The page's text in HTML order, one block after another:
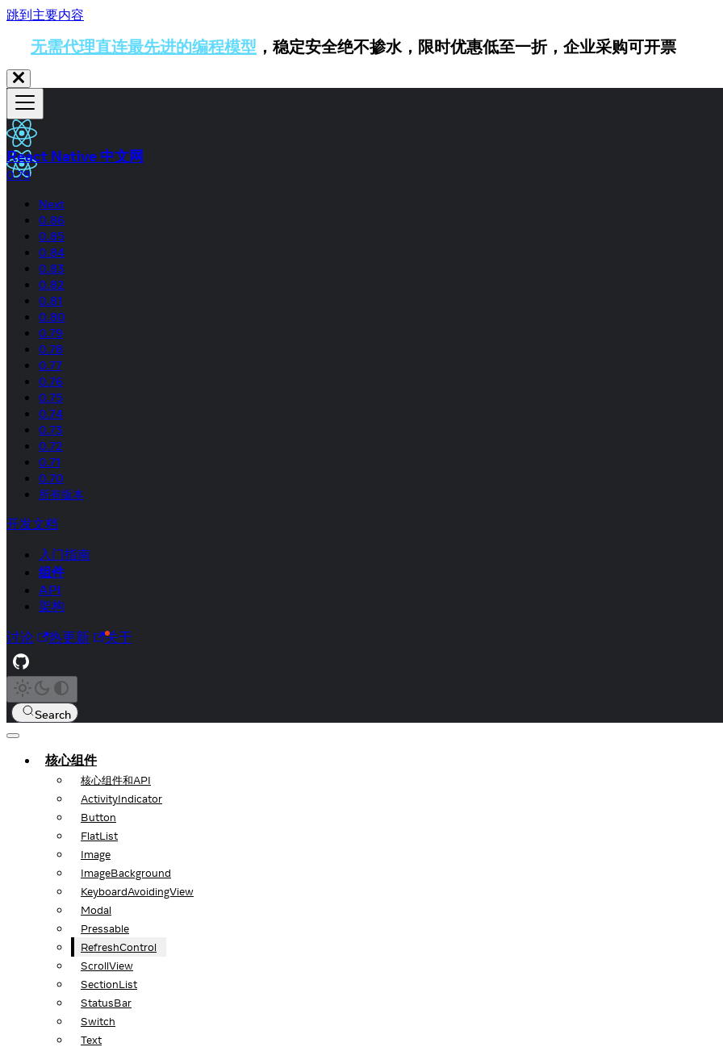
跳到主要内容
无需代理直连最先进的编程模型 ，稳定安全绝不掺水，限时优惠低至一折，企业采购可开票
React Native 中文网
0.79
Next
0.86
0.85
0.84
0.83
0.82
0.81
0.80
0.79
0.78
0.77
0.76
0.75
0.74
0.73
0.72
0.71
0.70
所有版本
开发文档
入门指南
组件
API
架构
讨论 热更新 关于
Search
核心组件
核心组件和API
ActivityIndicator
Button
FlatList
Image
ImageBackground
KeyboardAvoidingView
Modal
Pressable
RefreshControl
ScrollView
SectionList
StatusBar
Switch
Text